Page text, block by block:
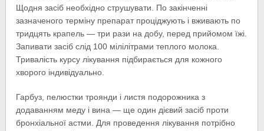
Щодня засіб необхідно струшувати. По закінченні
зазначеного терміну препарат проціджують і вживають по
тридцять крапель — три рази на добу, перед прийомом їжі.
Запивати засіб слід 100 мілілітрами теплого молока.
Тривалість курсу лікування підбирається для кожного
хворого індивідуально.
Гарбуз, пелюстки троянди і листя подорожника з
додаванням меду і вина — ще один дієвий засіб проти
бронхіальної астми. Для проведення лікування потрібно